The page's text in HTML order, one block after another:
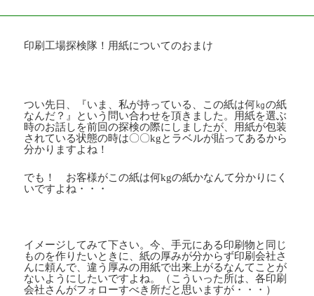
印刷工場探検隊！用紙についてのおまけ
つい先日、『いま、私が持っている、この紙は何㎏の紙
なんだ？』という問い合わせを頂きました。用紙を選ぶ
時のお話しを前回の探検の際にしましたが、用紙が包装
されている状態の時は〇〇kgとラベルが貼ってあるから
分かりますよね！
でも！ お客様がこの紙は何kgの紙かなんて分かりにく
いですよね・・・
イメージしてみて下さい。今、手元にある印刷物と同じ
ものを作りたいときに、紙の厚みが分からず印刷会社さ
んに頼んで、違う厚みの用紙で出来上がるなんてことが
ないようにしたいですよね。（こういった所は、各印刷
会社さんがフォローすべき所だと思いますが・・・）